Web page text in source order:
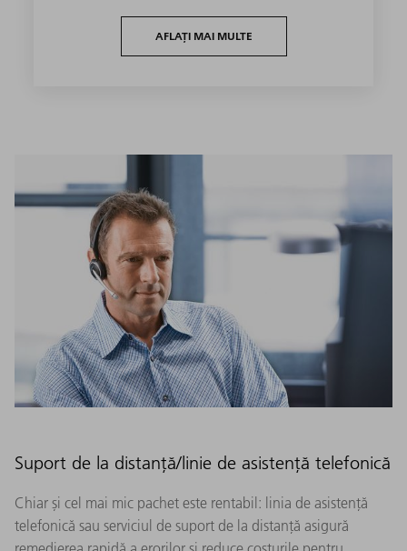
AFLAȚI MAI MULTE
Suport de la distanță/linie de asistență telefonică
Chiar și cel mai mic pachet este rentabil: linia de asistență
telefonică sau serviciul de suport de la distanță asigură